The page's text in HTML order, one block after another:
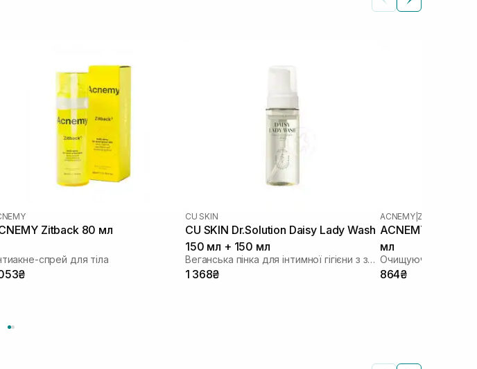
Zitback 80 мл
спрей для тіла
CU SKIN
CU SKIN Dr.Solution Daisy Lady Wash
150 мл + 150 мл
Веганська пінка для інтимної гігієни з запасним блоком
1 368₴
ACNEMY| ZITCALM
ACNEMY Zitcalm
мл
864₴